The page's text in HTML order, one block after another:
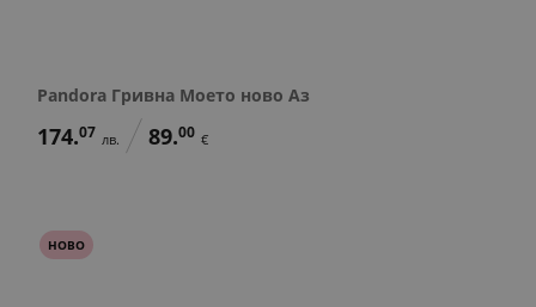
Pandora Гривна Моето ново Аз
174.07 лв. 89.00 €
НОВО